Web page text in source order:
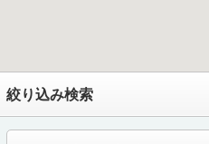
絞り込み検索